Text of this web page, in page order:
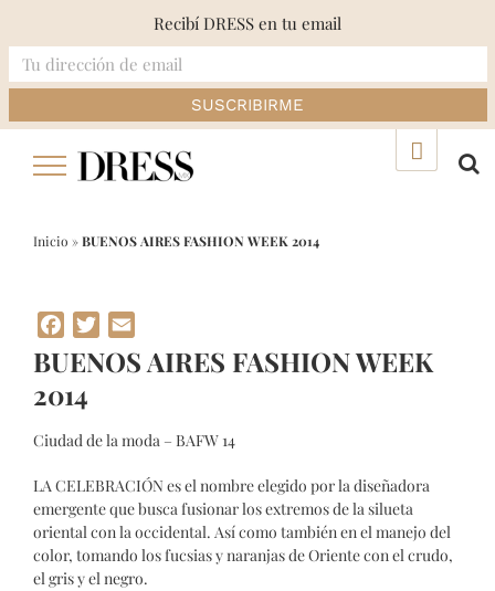
Inicio »BUENOS AIRES FASHION WEEK 2014
Facebook
Twitter
BUENOS AIRES FASHION WEEK
2014
Ciudad de la moda – BAFW 14
LA CELEBRACIÓN es el nombre elegido por la diseñadora
emergente que busca fusionar los extremos de la silueta
oriental con la occidental. Así como también en el manejo del
color, tomando los fucsias y naranjas de Oriente con el crudo,
el gris y el negro.
Recibí DRESS en tu email